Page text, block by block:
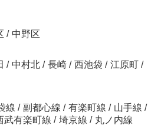
/ 中野区
/ 中村北 / 長崎 / 西池袋 / 江原町 /
線 / 副都心線 / 有楽町線 / 山手線 /
武有楽町線 / 埼京線 / 丸ノ内線